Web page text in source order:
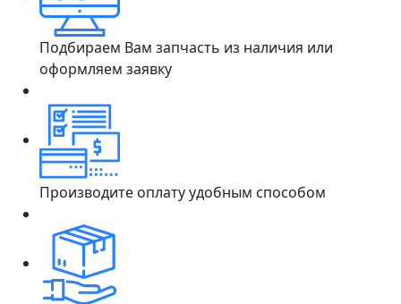
Подбираем Вам запчасть из наличия или
оформляем заявку
Производите оплату удобным способом